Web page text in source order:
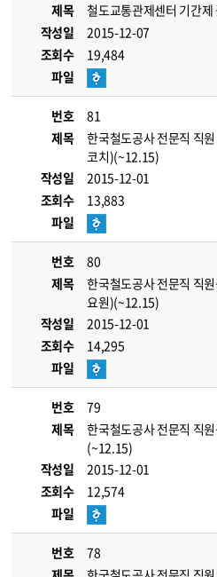
제목
철도교통관제센터 기간제
작성일
2015-12-07
조회수
19,484
파일
번호
81
제목
한국철도공사 전문직 직
코치)(~12.15)
작성일
2015-12-01
조회수
13,883
파일
번호
80
제목
한국철도공사 전문직 직
요원)(~12.15)
작성일
2015-12-01
조회수
14,295
파일
번호
79
제목
한국철도공사 전문직 직
(~12.15)
작성일
2015-12-01
조회수
12,574
파일
번호
78